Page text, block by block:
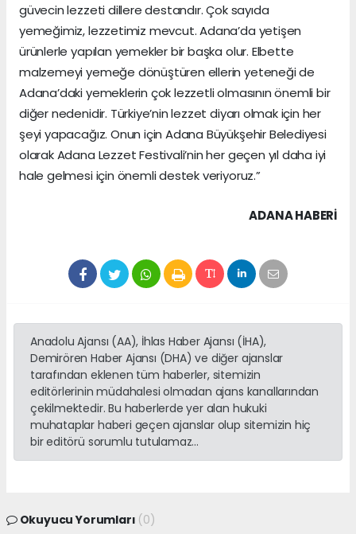
güvecin lezzeti dillere destandır. Çok sayıda
yemeğimiz, lezzetimiz mevcut. Adana’da yetişen
ürünlerle yapılan yemekler bir başka olur. Elbette
malzemeyi yemeğe dönüştüren ellerin yeteneği de
Adana’daki yemeklerin çok lezzetli olmasının önemli bir
diğer nedenidir. Türkiye’nin lezzet diyarı olmak için her
şeyi yapacağız. Onun için Adana Büyükşehir Belediyesi
olarak Adana Lezzet Festivali’nin her geçen yıl daha iyi
hale gelmesi için önemli destek veriyoruz.”
ADANA HABERİ
Anadolu Ajansı (AA), İhlas Haber Ajansı (İHA),
Demirören Haber Ajansı (DHA) ve diğer ajanslar
tarafından eklenen tüm haberler, sitemizin
editörlerinin müdahalesi olmadan ajans kanallarından
çekilmektedir. Bu haberlerde yer alan hukuki
muhataplar haberi geçen ajanslar olup sitemizin hiç
bir editörü sorumlu tutulamaz...
Okuyucu Yorumları (0)